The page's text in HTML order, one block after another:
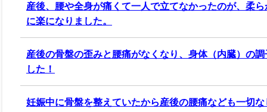
産後、腰や全身が痛くて一人で立てなかったのが、柔
に楽になりました。
産後の骨盤の歪みと腰痛がなくなり、身体（内臓）の
した！
妊娠中に骨盤を整えていたから産後の腰痛なども一切な